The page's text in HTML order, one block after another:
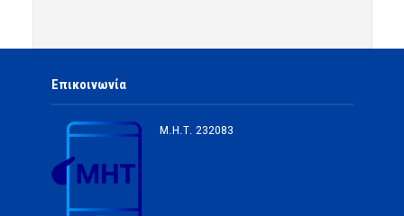
Επικοινωνία
Μ.Η.Τ. 232083